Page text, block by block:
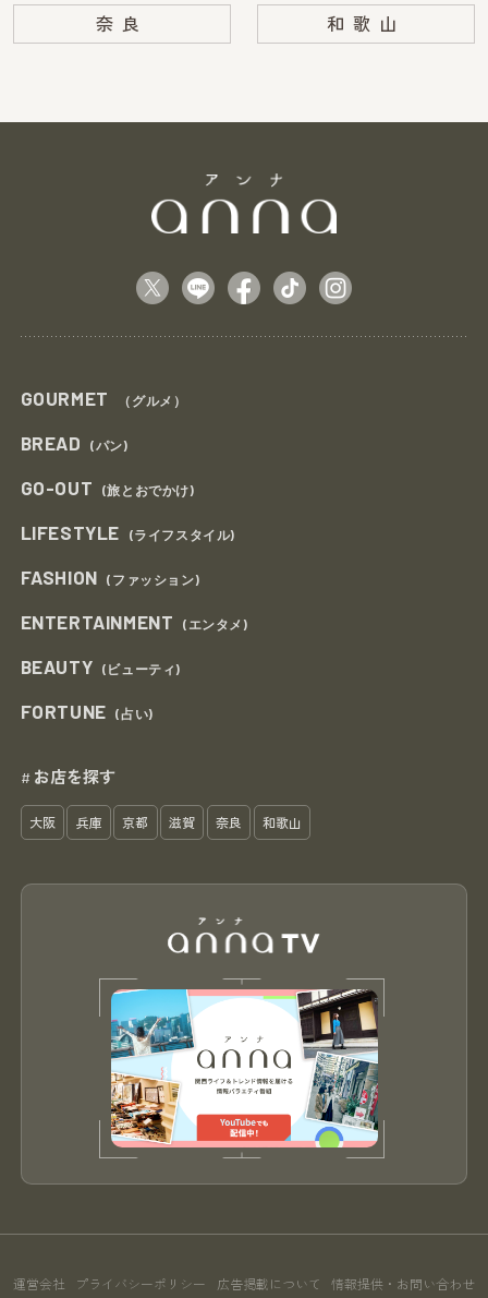
奈良 和歌山
GOURMET （グルメ）
BREAD (パン)
GO-OUT (旅とおでかけ)
LIFESTYLE (ライフスタイル)
FASHION (ファッション)
ENTERTAINMENT (エンタメ)
BEAUTY (ビューティ)
FORTUNE (占い)
# お店を探す
大阪 兵庫 京都 滋賀 奈良 和歌山
運営会社 プライバシーポリシー 広告掲載について 情報提供・お問い合わせ